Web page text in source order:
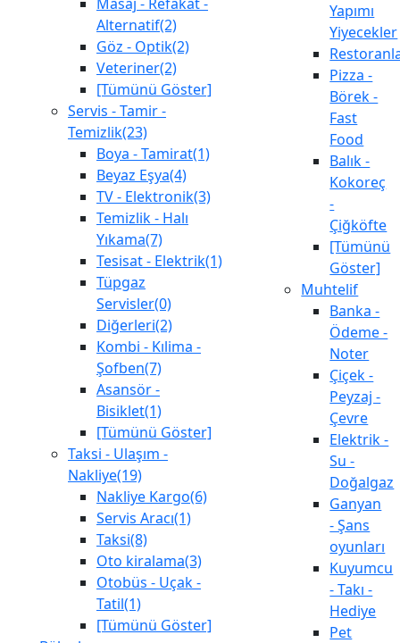
Alternatif(2)
Göz - Optik(2)
Veteriner(2)
[Tümünü Göster]
Servis - Tamir -
Temizlik(23)
Boya - Tamirat(1)
Beyaz Eşya(4)
TV - Elektronik(3)
Temizlik - Halı
Yıkama(7)
Tesisat - Elektrik(1)
Tüpgaz
Servisler(0)
Diğerleri(2)
Kombi - Kılima -
Şofben(7)
Asansör -
Bisiklet(1)
[Tümünü Göster]
Taksi - Ulaşım -
Nakliye(19)
Nakliye Kargo(6)
Servis Aracı(1)
Taksi(8)
Oto kiralama(3)
Otobüs - Uçak -
Tatil(1)
[Tümünü Göster]
Yapımı
Yiyecekler
Pizza -
Börek -
Fast
Food
Balık -
Kokoreç
-
Çiğköfte
[Tümünü
Göster]
Muhtelif
Banka -
Ödeme -
Noter
Çiçek -
Peyzaj -
Çevre
Elektrik -
Su -
Doğalgaz
Ganyan
- Şans
oyunları
Kuyumcu
- Takı -
Hediye
Pet